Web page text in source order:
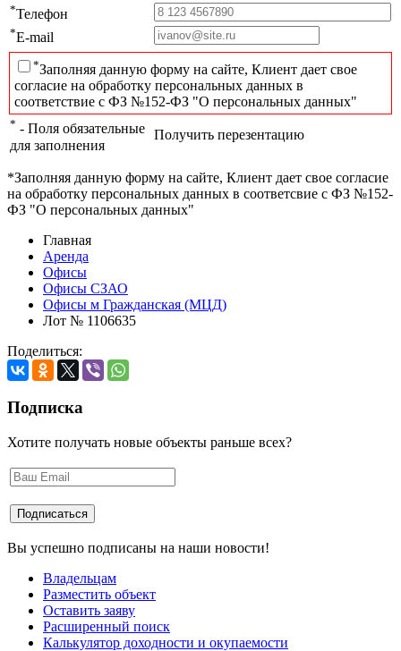
*Телефон
*E-mail
*Заполняя данную форму на сайте, Клиент дает свое
согласие на обработку персональных данных в
соответствие с ФЗ №152-ФЗ "О персональных данных"
* - Поля обязательные
для заполнения
Получить перезентацию
*Заполняя данную форму на сайте, Клиент дает свое согласие
на обработку персональных данных в соответсвие с ФЗ №152-
ФЗ "О персональных данных"
Главная
Аренда
Офисы
Офисы СЗАО
Офисы м Гражданская (МЦД)
Лот № 1106635
Поделиться:
Подписка
Хотите получать новые объекты раньше всех?
Вы успешно подписаны на наши новости!
Владельцам
Разместить объект
Оставить заяву
Расширенный поиск
Калькулятор доходности и окупаемости